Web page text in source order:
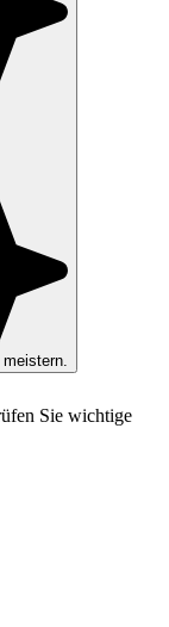
Sie wichtige